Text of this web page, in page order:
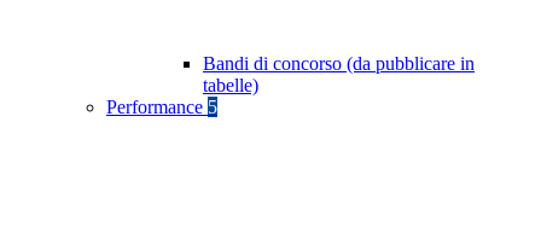
Bandi di concorso (da pubblicare in
tabelle)
Performance 5